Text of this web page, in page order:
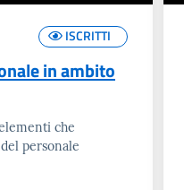
ISCRITTI
in ambito
che
personale